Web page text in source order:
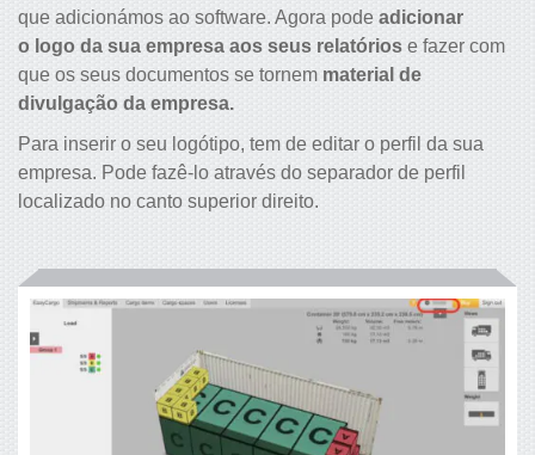
que adicionámos ao software. Agora pode adicionar
o logo da sua empresa aos seus relatórios e fazer com
que os seus documentos se tornem material de
divulgação da empresa.
Para inserir o seu logótipo, tem de editar o perfil da sua
empresa. Pode fazê-lo através do separador de perfil
localizado no canto superior direito.